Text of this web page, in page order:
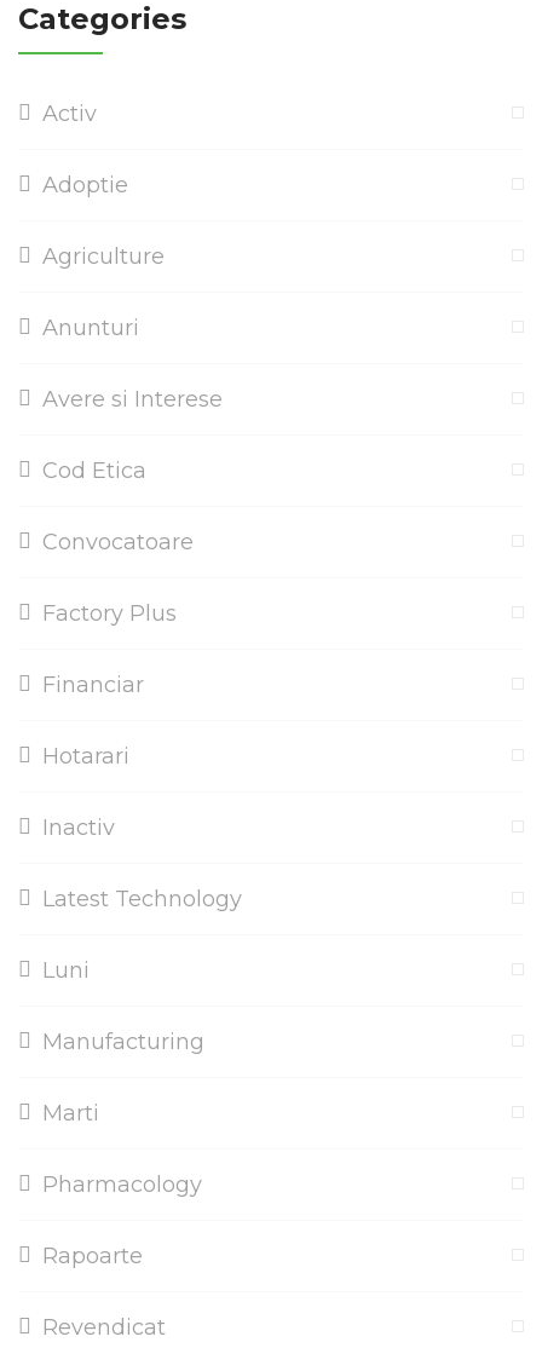
Categories
Activ
Adoptie
Agriculture
Anunturi
Avere si Interese
Cod Etica
Convocatoare
Factory Plus
Financiar
Hotarari
Inactiv
Latest Technology
Luni
Manufacturing
Marti
Pharmacology
Rapoarte
Revendicat